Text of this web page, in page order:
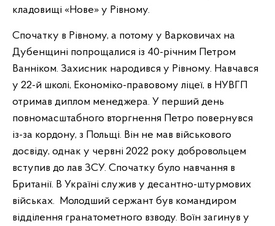
кладовищі «Нове» у Рівному.
Спочатку в Рівному, а потому у Варковичах на
Дубенщині попрощалися із 40-річним Петром
Ванніком. Захисник народився у Рівному. Навчався
у 22-й школі, Економіко-правовому ліцеї, в НУВГП
отримав диплом менеджера. У перший день
повномасштабного вторгнення Петро повернувся
із-за кордону, з Польщі. Він не мав військового
досвіду, однак у червні 2022 року добровольцем
вступив до лав ЗСУ. Спочатку було навчання в
Британії. В Україні служив у десантно-штурмових
військах. Молодший сержант був командиром
відділення гранатометного взводу. Воїн загинув у